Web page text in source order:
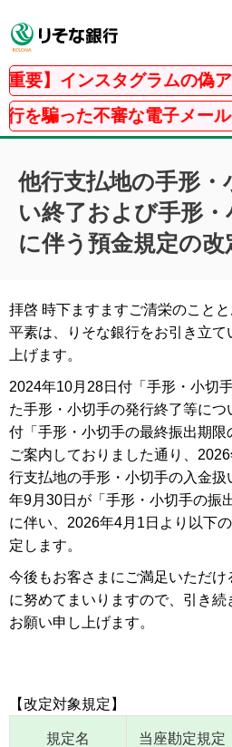
】インスタグラムの偽ア
った不審な電子メール・
他行支払地の手形・
い終了および手形・
に伴う預金規定の
拝啓 時下ますますご清栄のことと
平素は、りそな銀行をお引き立て
上げます。
2024年10月28日付「手形・小切
た手形・小切手の発行終了等につ
付「手形・小切手の最終振出期限
ご案内しておりました通り、
行支払地の手形・小切手の入金
年9月30日が「手形・小切手の振
に伴い、2026年4月1日より以下
定します。
今後もお客さまにご満足いただ
に努めてまいりますので、引き続
お願い申し上げます。
【改定対象規定】
規定名
当座勘定規定